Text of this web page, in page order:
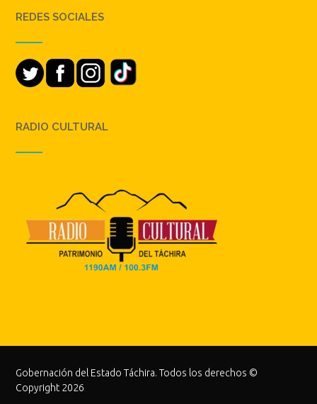
REDES SOCIALES
RADIO CULTURAL
Gobernación del Estado Táchira. Todos los derechos ©
Copyright 2026